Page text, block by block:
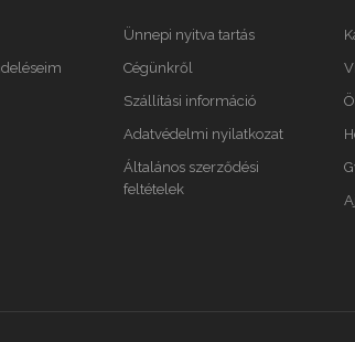
Ünnepi nyitva tartás
Cégünkről
Szállítási információ
Adatvédelmi nyilatkozat
Általános szerződési
feltételek